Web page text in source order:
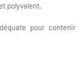
polyvalent.
pour contenir